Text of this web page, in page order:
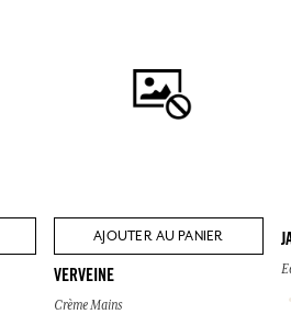
AJOUTER AU PANIER
VERVEINE
Crème Mains